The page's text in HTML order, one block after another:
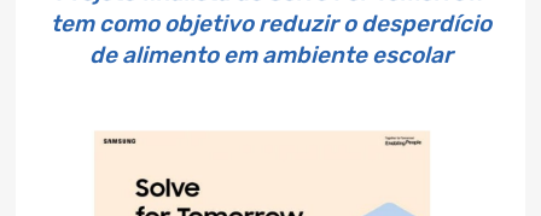
tem como objetivo reduzir o desperdício
de alimento em ambiente escolar